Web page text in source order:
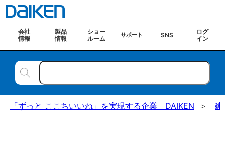
会社
情報
製品
情報
ショー
ルーム
サポート SNS
ログ
イン
「ずっと ここちいいね」を実現する企業 DAIKEN 建